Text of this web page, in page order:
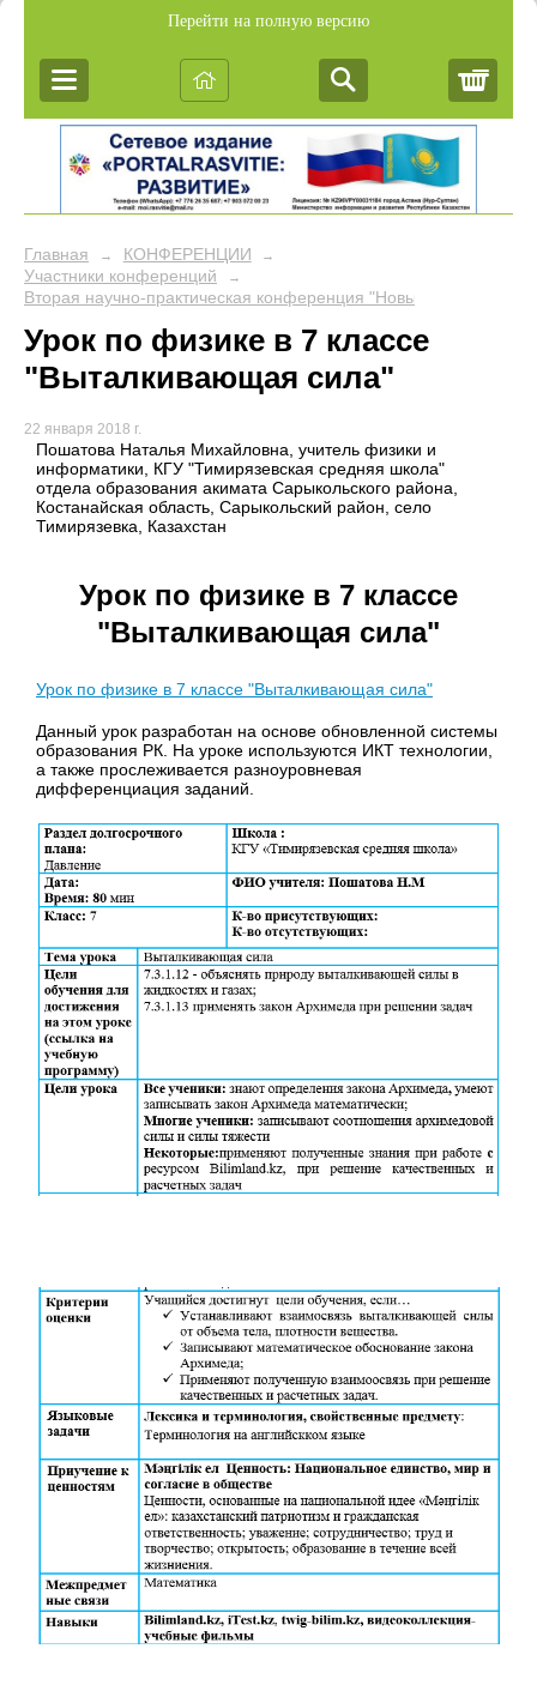
Перейти на полную версию
Главная → КОНФЕРЕНЦИИ →
Участники конференций →
Вторая научно-практическая конференция "Новые подходы в
Урок по физике в 7 классе
"Выталкивающая сила"
22 января 2018 г.
Пошатова Наталья Михайловна, учитель физики и
информатики, КГУ "Тимирязевская средняя школа"
отдела образования акимата Сарыкольского района,
Костанайская область, Сарыкольский район, село
Тимирязевка, Казахстан
Урок по физике в 7 классе
"Выталкивающая сила"
Урок по физике в 7 классе "Выталкивающая сила"
Данный урок разработан на основе обновленной системы
образования РК. На уроке используются ИКТ технологии,
а также прослеживается разноуровневая
дифференциация заданий.